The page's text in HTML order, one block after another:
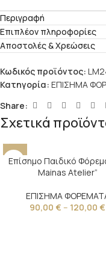
Περιγραφή
Επιπλέον πληροφορίες
Αποστολές & Χρεώσεις
Κωδικός προϊόντος:
Κατηγορία: ΕΠΙΣΗΜΑ
Share:
Σχετικά
Επίσημο Παιδικό
Mainas Atelier”
ΕΠΙΣΗΜΑ
90,00 € – 120,00 €